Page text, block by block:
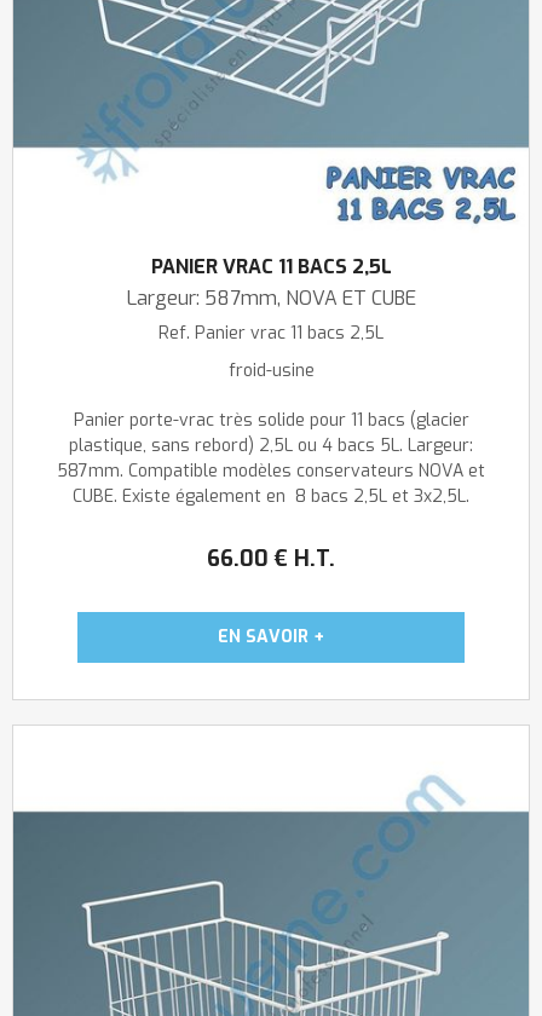
PANIER VRAC 11 BACS 2,5L
Largeur: 587mm, NOVA ET CUBE
Ref. Panier vrac 11 bacs 2,5L
froid-usine
66.00 € H.T.
Panier porte-vrac très solide pour 11 bacs (glacier
plastique, sans rebord) 2,5L ou 4 bacs 5L. Largeur:
587mm. Compatible modèles conservateurs NOVA et
CUBE. Existe également en 8 bacs 2,5L et 3x2,5L.